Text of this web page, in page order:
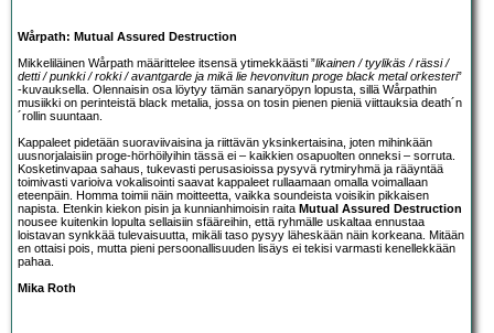
Wårpath: Mutual Assured Destruction
Mikkeliläinen Wårpath määrittelee itsensä ytimekkäästi ”likainen / tyylikäs / rässi /
detti / punkki / rokki / avantgarde ja mikä lie hevonvitun proge black metal orkesteri”
-kuvauksella. Olennaisin osa löytyy tämän sanaryöpyn lopusta, sillä Wårpathin
musiikki on perinteistä black metalia, jossa on tosin pienen pieniä viittauksia death´n
´rollin suuntaan.
Kappaleet pidetään suoraviivaisina ja riittävän yksinkertaisina, joten mihinkään
uusnorjalaisiin proge-hörhöilyihin tässä ei – kaikkien osapuolten onneksi – sorruta.
Kosketinvapaa sahaus, tukevasti perusasioissa pysyvä rytmiryhmä ja rääyntää
toimivasti varioiva vokalisointi saavat kappaleet rullaamaan omalla voimallaan
eteenpäin. Homma toimii näin moitteetta, vaikka soundeista voisikin pikkaisen
napista. Etenkin kiekon pisin ja kunnianhimoisin raita Mutual Assured Destruction
nousee kuitenkin lopulta sellaisiin sfääreihin, että ryhmälle uskaltaa ennustaa
loistavan synkkää tulevaisuutta, mikäli taso pysyy läheskään näin korkeana. Mitään
en ottaisi pois, mutta pieni persoonallisuuden lisäys ei tekisi varmasti kenellekkään
pahaa.
Mika Roth